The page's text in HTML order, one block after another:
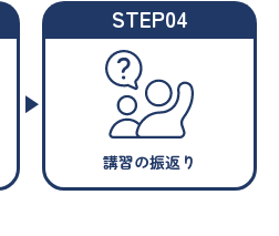
STEP04
講習の振返り